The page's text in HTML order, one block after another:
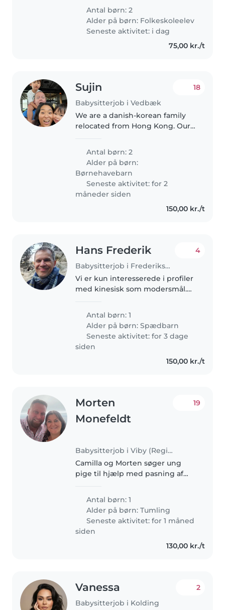
parent), Nanny, or Babysitter
(opportunity for a student
looking for a steady, guaranteed
Antal børn: 2
Alder på børn: Folkeskoleelev
Seneste aktivitet: i dag
75,00 kr./t
Sujin
Babysitterjob i Vedbæk
18
We are a danish-korean family
relocated from Hong Kong. Our
super energetic and curious.
With both parents working full
time, we'd like to welcome a..
Antal børn: 2
Alder på børn:
Børnehavebarn
Seneste aktivitet: for 2
måneder siden
150,00 kr./t
Hans Frederik
Babysitterjob i Frederiksberg
4
Vi er kun interesserede i profiler
med kinesisk som modersmål.
profiles whose mother tongue is
Chinese. Dante Valdemar havde
fødselsdag d. 21. Marts 2026..
Antal børn: 1
Alder på børn:Spædbarn
Seneste aktivitet: for 3 dage
siden
150,00 kr./t
Morten
Monefeldt
Babysitterjob i Viby (Region Midtjylland)
19
Camilla og Morten søger ung
pige til hjælp med pasning af
9 måneder. 2-4 eftermiddage
om ugen vil være påskønnet!
Det er en fordel hvis du har
kørekort..
Antal børn: 1
Alder på børn:Tumling
Seneste aktivitet: for 1 måned
siden
130,00 kr./t
Vanessa
Babysitterjob i Kolding
2